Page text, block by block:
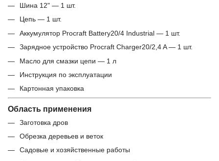
Шина 12" — 1 шт.
Цепь — 1 шт.
Аккумулятор Procraft Battery20/4 Industrial — 1 шт.
Зарядное устройство Procraft Charger20/2,4 A — 1 шт.
Масло для смазки цепи — 1 л
Инструкция по эксплуатации
Картонная упаковка
Область применения
Заготовка дров
Обрезка деревьев и веток
Садовые и хозяйственные работы